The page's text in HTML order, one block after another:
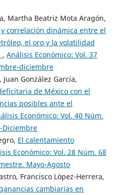
Martha Beatriz Mota Aragón,
correlación dinámica entre el
el oro y la volatilidad
, Análisis Económico: Vol. 37
diciembre
González García,
de México con el
posibles ante el
Económico: Vol. 40 Núm.
Diciembre
El calentamiento
Económico: Vol. 28 Núm. 68
Mayo-Agosto
Francisco López-Herrera,
cambiarias en